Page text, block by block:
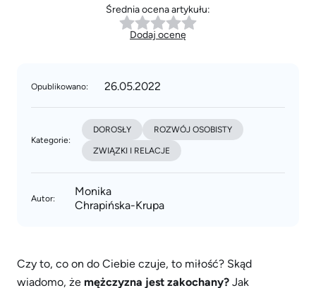
Średnia ocena artykułu:
Dodaj ocenę
Autor:
Monika
Chrapińska-Krupa
Opublikowano: 26.05.2022
Kategorie:
DOROSŁY ROZWÓJ OSOBISTY
ZWIĄZKI I RELACJE
Czy to, co on do Ciebie czuje, to miłość? Skąd
wiadomo, że mężczyzna jest zakochany? Jak